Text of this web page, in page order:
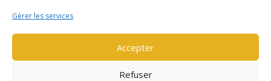
Gérer les services
Accepter
Refuser